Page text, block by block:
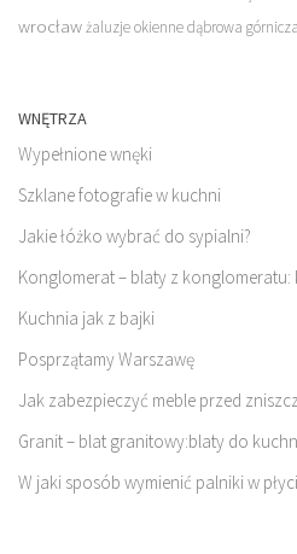
wrocławżaluzje okienne dąbrowa górnicza
WNĘTRZA
Wypełnione wnęki
Szklane fotografie w kuchni
Jakie łóżko wybrać do sypialni?
Konglomerat – blaty z
Kuchnia jak z bajki
Posprzątamy Warszawę
Jak zabezpieczyć meble przed
Granit – blat granitowy:blaty do
W jaki sposób wymienić palniki w